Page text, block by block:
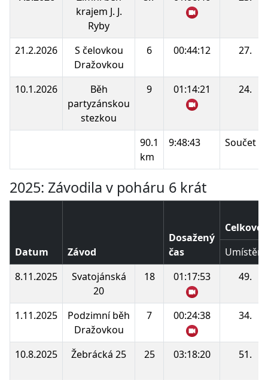
krajem J. J.
Ryby
21.2.2026
S čelovkou
Dražovkou
6 00:44:12 27.
10.1.2026
Běh
partyzánskou
stezkou
9 01:14:21 24.
90.1
km
9:48:43 Součet
2025: Závodila v poháru 6 krát
Datum Závod
Dosažený
čas
Celkové
Umístění
8.11.2025
Svatojánská
20
18 01:17:53 49.
1.11.2025
Podzimní běh
Dražovkou
7 00:24:38 34.
10.8.2025 Žebrácká 25 25 03:18:20 51.